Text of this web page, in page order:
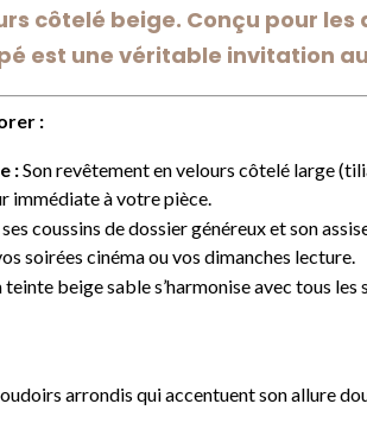
côtelé beige. Conçu pour les
est une véritable invitation
:
:Son revêtement en velours côtelé large
immédiate à votre pièce.
coussins de dossier généreux et son
soirées cinéma ou vos dimanches lecture.
teinte beige sable s’harmonise avec tous les
arrondis qui accentuent son allure